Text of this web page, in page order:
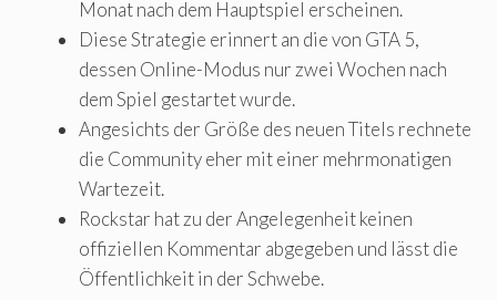
Monat nach dem Hauptspiel erscheinen.
Diese Strategie erinnert an die von GTA 5,
dessen Online-Modus nur zwei Wochen nach
dem Spiel gestartet wurde.
Angesichts der Größe des neuen Titels rechnete
die Community eher mit einer mehrmonatigen
Wartezeit.
Rockstar hat zu der Angelegenheit keinen
offiziellen Kommentar abgegeben und lässt die
Öffentlichkeit in der Schwebe.